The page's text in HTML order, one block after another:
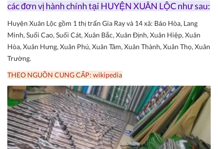
các đơn vị hành chính tại HUYỆN XUÂN LỘC như sau:
Huyện Xuân Lộc gồm 1 thị trấn Gia Ray và 14 xã: Bảo Hòa, Lang
Minh, Suối Cao, Suối Cát, Xuân Bắc, Xuân Định, Xuân Hiệp, Xuân
Hòa, Xuân Hưng, Xuân Phú, Xuân Tâm, Xuân Thành, Xuân Thọ, Xuân
Trường.
THEO NGUỒN CUNG CẤP: wikipedia